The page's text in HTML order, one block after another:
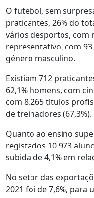
O futebol, sem
praticantes, 26% do
vários desportos, com
representativo, com
género masculino.
Existiam 712
62,1% homens, com
com 8.265 títulos
de treinadores (67,3%).
Quanto ao ensino
registados 10.973
subida de 4,1% em
No setor das
2021 foi de 7,6%, para